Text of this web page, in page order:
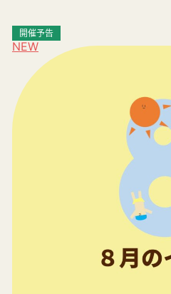
NEW
開催予告